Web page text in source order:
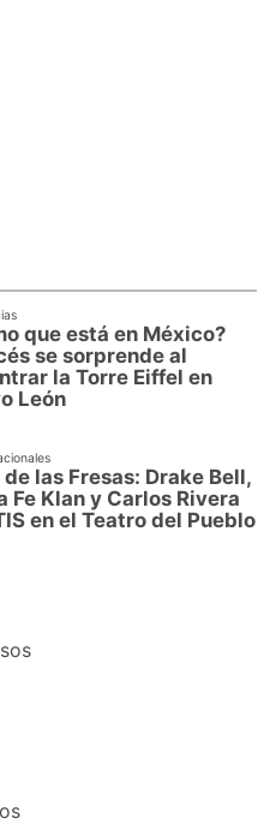
que está en México?
se sorprende al
la Torre Eiffel en
León
de las Fresas: Drake Bell,
Fe Klan y Carlos Rivera
en el Teatro del Pueblo